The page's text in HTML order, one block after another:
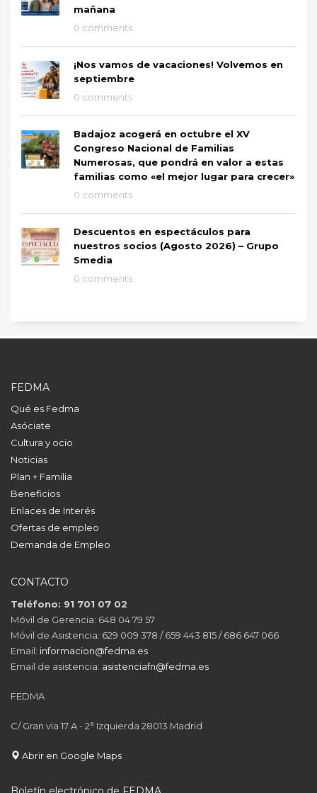
mañana
0 comments
¡Nos vamos de vacaciones! Volvemos en
septiembre
0 comments
Badajoz acogerá en octubre el XV
Congreso Nacional de Familias
Numerosas, que pondrá en valor a estas
familias como «el mejor lugar para crecer»
0 comments
Descuentos en espectáculos para
nuestros socios (Agosto 2026) – Grupo
Smedia
0 comments
FEDMA
Qué es Fedma
Asóciate
Cultura y ocio
Noticias
Plan + Familia
Beneficios
Enlaces de Interés
Ofertas de empleo
Demanda de Empleo
CONTACTO
Teléfono: 91 701 07 02
Móvil de Gerencia: 648 04 79 57
Móvil de Asistencia: 629 009 378 / 659 443 815 / 686 647 066
Email: informacion@fedma.es
Email de asistencia: asistenciafn@fedma.es
FEDMA
C/ Gran via 17 A - 2° Izquierda 28013 Madrid
Abrir en Google Maps